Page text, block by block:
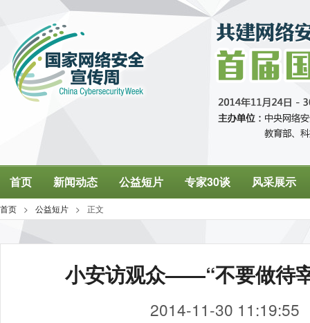
小安访观众——“不要做待
2014-11-30 11:19:55